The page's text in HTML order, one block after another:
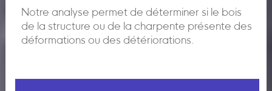
Notre analyse permet de déterminer si le bois
de la structure ou de la charpente présente des
déformations ou des détériorations.